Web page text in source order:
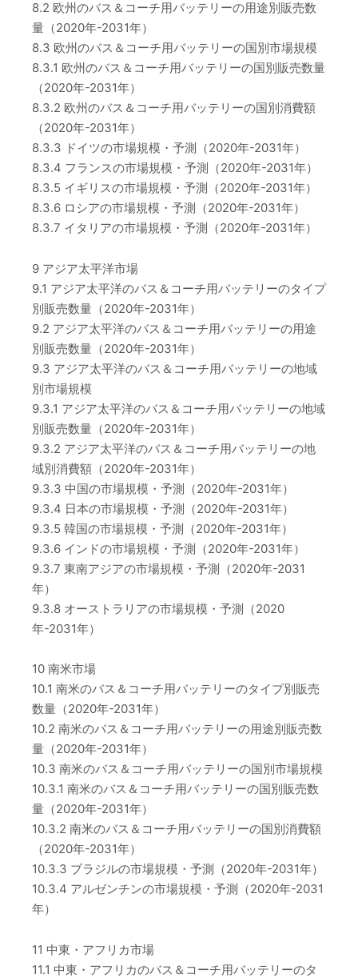
8.2 欧州のバス＆コーチ用バッテリーの用途別販売数
量（2020年-2031年）
8.3 欧州のバス＆コーチ用バッテリーの国別市場規模
8.3.1 欧州のバス＆コーチ用バッテリーの国別販売数量
（2020年-2031年）
8.3.2 欧州のバス＆コーチ用バッテリーの国別消費額
（2020年-2031年）
8.3.3 ドイツの市場規模・予測（2020年-2031年）
8.3.4 フランスの市場規模・予測（2020年-2031年）
8.3.5 イギリスの市場規模・予測（2020年-2031年）
8.3.6 ロシアの市場規模・予測（2020年-2031年）
8.3.7 イタリアの市場規模・予測（2020年-2031年）
9 アジア太平洋市場
9.1 アジア太平洋のバス＆コーチ用バッテリーのタイプ
別販売数量（2020年-2031年）
9.2 アジア太平洋のバス＆コーチ用バッテリーの用途
別販売数量（2020年-2031年）
9.3 アジア太平洋のバス＆コーチ用バッテリーの地域
別市場規模
9.3.1 アジア太平洋のバス＆コーチ用バッテリーの地域
別販売数量（2020年-2031年）
9.3.2 アジア太平洋のバス＆コーチ用バッテリーの地
域別消費額（2020年-2031年）
9.3.3 中国の市場規模・予測（2020年-2031年）
9.3.4 日本の市場規模・予測（2020年-2031年）
9.3.5 韓国の市場規模・予測（2020年-2031年）
9.3.6 インドの市場規模・予測（2020年-2031年）
9.3.7 東南アジアの市場規模・予測（2020年-2031
年）
9.3.8 オーストラリアの市場規模・予測（2020
年-2031年）
10 南米市場
10.1 南米のバス＆コーチ用バッテリーのタイプ別販売
数量（2020年-2031年）
10.2 南米のバス＆コーチ用バッテリーの用途別販売数
量（2020年-2031年）
10.3 南米のバス＆コーチ用バッテリーの国別市場規模
10.3.1 南米のバス＆コーチ用バッテリーの国別販売数
量（2020年-2031年）
10.3.2 南米のバス＆コーチ用バッテリーの国別消費額
（2020年-2031年）
10.3.3 ブラジルの市場規模・予測（2020年-2031年）
10.3.4 アルゼンチンの市場規模・予測（2020年-2031
年）
11 中東・アフリカ市場
11.1 中東・アフリカのバス＆コーチ用バッテリーのタ